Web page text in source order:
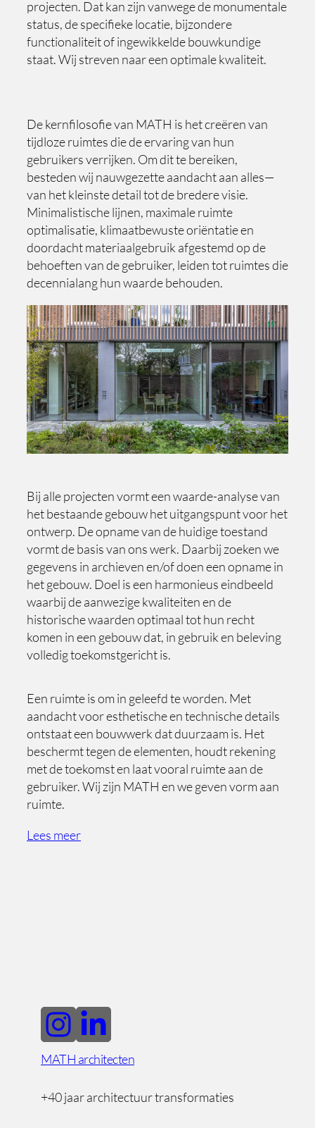
projecten. Dat kan zijn vanwege de monumentale
status, de specifieke locatie, bijzondere
functionaliteit of ingewikkelde bouwkundige
staat. Wij streven naar een optimale kwaliteit.
De kernfilosofie van MATH is het creëren van
tijdloze ruimtes die de ervaring van hun
gebruikers verrijken. Om dit te bereiken,
besteden wij nauwgezette aandacht aan alles—
van het kleinste detail tot de bredere visie.
Minimalistische lijnen, maximale ruimte
optimalisatie, klimaatbewuste oriëntatie en
doordacht materiaalgebruik afgestemd op de
behoeften van de gebruiker, leiden tot ruimtes die
decennialang hun waarde behouden.
Bij alle projecten vormt een waarde-analyse van
het bestaande gebouw het uitgangspunt voor het
ontwerp. De opname van de huidige toestand
vormt de basis van ons werk. Daarbij zoeken we
gegevens in archieven en/of doen een opname in
het gebouw. Doel is een harmonieus eindbeeld
waarbij de aanwezige kwaliteiten en de
historische waarden optimaal tot hun recht
komen in een gebouw dat, in gebruik en beleving
volledig toekomstgericht is.
Een ruimte is om in geleefd te worden. Met
aandacht voor esthetische en technische details
ontstaat een bouwwerk dat duurzaam is. Het
beschermt tegen de elementen, houdt rekening
met de toekomst en laat vooral ruimte aan de
gebruiker. Wij zijn MATH en we geven vorm aan
ruimte.
Lees meer
MATH architecten
+40 jaar architectuur transformaties